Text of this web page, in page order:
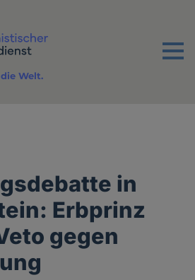
Menu
Welt.
in
Erbprinz
gegen